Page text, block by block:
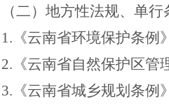
（二）地方性法规、单
1.《云南省环境保护条例
2.《云南省自然保护区管
3.《云南省城乡规划条例